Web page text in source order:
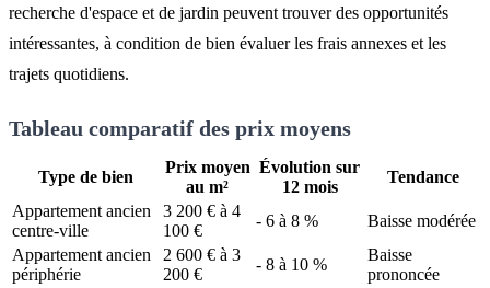
recherche d'espace et de jardin peuvent trouver des opportunités
intéressantes, à condition de bien évaluer les frais annexes et les
trajets quotidiens.
Tableau comparatif des prix moyens
Type de bien
Prix moyen
au m²
Évolution sur
12 mois
Tendance
Appartement ancien
centre-ville
3 200 € à 4
100 €
- 6 à 8 %
Baisse modérée
Appartement ancien
périphérie
2 600 € à 3
200 €
- 8 à 10 %
Baisse
prononcée